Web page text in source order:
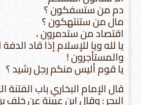
دم من ستسفكون ؟
مال من ستنتهكون ؟
اقتصاد من ستدمرون ،
يا لله ويا للإسلام إذا قاد الدفة
والمستأجرون !
يا قوم أليس منكم رجل رشيد ؟
قال الإمام البخاري باب
البحر : وقال ابن عيينة عن خلف